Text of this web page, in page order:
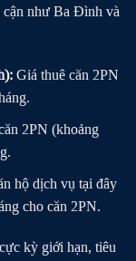
cận như Ba Đình và
Giá thuê căn 2PN
2PN (khoảng
hộ dịch vụ tại đây
cho căn 2PN.
kỳ giới hạn, tiêu